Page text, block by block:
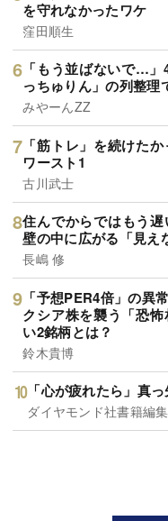
を守れなかったワケ
窪田順生
「もう並ばないで…
っちゅりん」の列整理
みやーんZZ
「筋トレ」を続けた
ワースト1
古川武士
住んでからではもう
壁の中に広がる「見え
長嶋 修
「予想PER4倍」の
クシア株を襲う「恐
い2銘柄とは？
鈴木貴博
「心が疲れたら」真
ダイヤモンド社書籍編